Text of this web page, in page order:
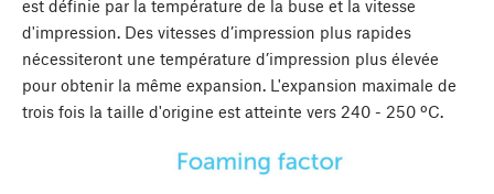
est définie par la température de la buse et la vitesse
d'impression. Des vitesses d’impression plus rapides
nécessiteront une température d’impression plus élevée
pour obtenir la même expansion. L'expansion maximale de
trois fois la taille d'origine est atteinte vers 240 - 250 ºC.